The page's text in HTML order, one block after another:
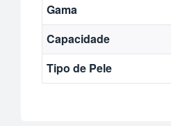
Gama
Capacidade
Tipo de Pele